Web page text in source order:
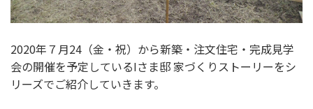
2020年７月24（金・祝）から新築・注文住宅・完成見学
会の開催を予定しているIさま邸 家づくりストーリーをシ
リーズでご紹介していきます。